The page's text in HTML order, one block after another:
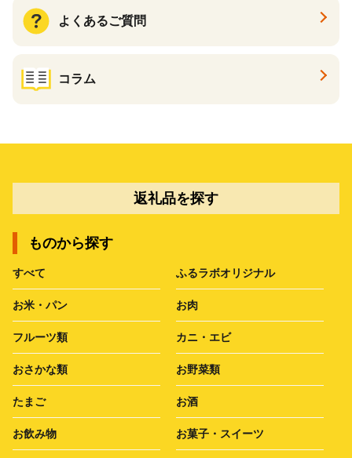
よくあるご質問
コラム
返礼品を探す
ものから探す
すべて ふるラボオリジナル
お米・パン お肉
フルーツ類 カニ・エビ
おさかな類 お野菜類
たまご お酒
お飲み物 お菓子・スイーツ